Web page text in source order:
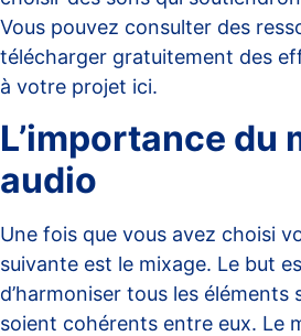
Vous pouvez consulter des
télécharger gratuitement des
à votre projet ici.
L’importance du
audio
Une fois que vous avez choisi
suivante est le mixage. Le but
d’harmoniser tous les éléments
soient cohérents entre eux. Le